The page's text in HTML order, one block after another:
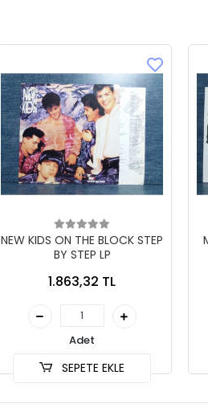
NEW KIDS ON THE BLOCK STEP
BY STEP LP
1.863,32 TL
Adet
SEPETE EKLE